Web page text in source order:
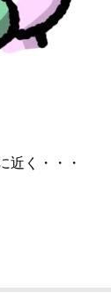
近く・・・